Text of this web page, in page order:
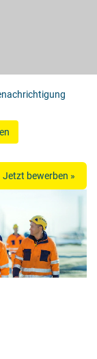
Jetzt bewerben »